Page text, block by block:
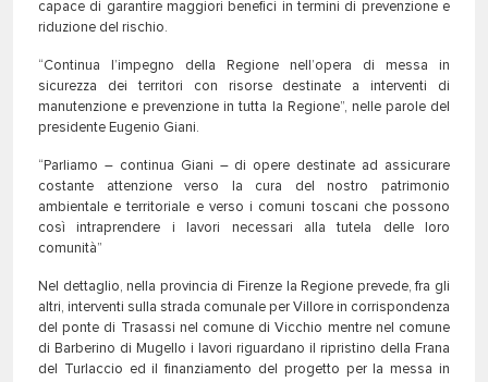
capace di garantire maggiori benefici in termini di prevenzione e
riduzione del rischio.
“Continua l’impegno della Regione nell’opera di messa in
sicurezza dei territori con risorse destinate a interventi di
manutenzione e prevenzione in tutta la Regione”, nelle parole del
presidente Eugenio Giani.
“Parliamo – continua Giani – di opere destinate ad assicurare
costante attenzione verso la cura del nostro patrimonio
ambientale e territoriale e verso i comuni toscani che possono
così intraprendere i lavori necessari alla tutela delle loro
comunità”
Nel dettaglio, nella provincia di Firenze la Regione prevede, fra gli
altri, interventi sulla strada comunale per Villore in corrispondenza
del ponte di Trasassi nel comune di Vicchio mentre nel comune
di Barberino di Mugello i lavori riguardano il ripristino della Frana
del Turlaccio ed il finanziamento del progetto per la messa in